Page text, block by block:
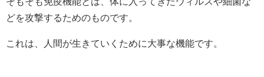
どを攻撃するためのものです。
これは、人間が生きていくために大事な機能です。